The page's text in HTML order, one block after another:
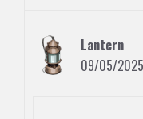
Lantern
09/05/